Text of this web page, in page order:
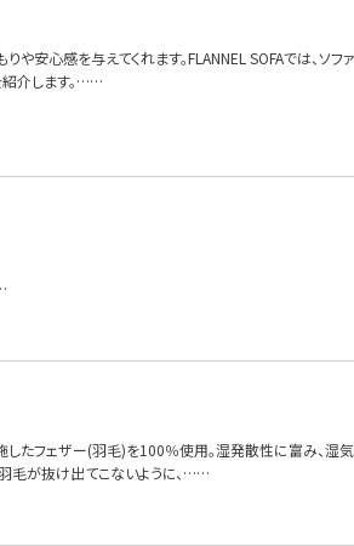
や安心感を与えてくれます。FLANNEL SOFAでは、ソ
紹介します。……
たフェザー(羽毛)を100％使用。湿発散性に富み、湿気
毛が抜け出てこないように、……